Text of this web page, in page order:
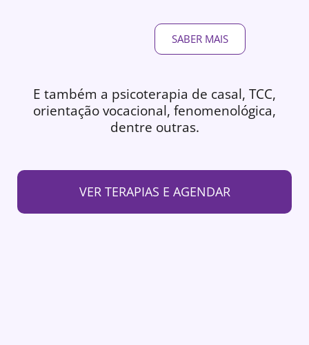
SABER MAIS
E também a psicoterapia de casal, TCC,
orientação vocacional, fenomenológica,
dentre outras.
VER TERAPIAS E AGENDAR